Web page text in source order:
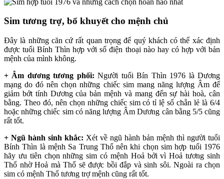
Sim tương trợ, bổ khuyết cho mệnh chủ
Đây là những căn cứ rất quan trọng để quý khách có thể xác định
được tuổi Bính Thìn hợp với số điện thoại nào hay có hợp với bản
mệnh của mình không.
+ Âm dương tương phối: Người tuổi Bín Thìn 1976 là Dương
mạng do đó nên chọn những chiếc sim mang năng lượng Âm để
giảm bớt tính Dương của bản mệnh và mang đến sự hài hoà, cân
bằng. Theo đó, nên chọn những chiếc sim có tỉ lệ số chẵn lẻ là 6/4
hoặc những chiếc sim có năng lượng Âm Dương cân bằng 5/5 cũng
rất tốt.
+ Ngũ hành sinh khắc: Xét về ngũ hành bản mệnh thì người tuổi
Bính Thìn là mệnh Sa Trung Thổ nên khi chọn sim hợp tuổi 1976
hãy ưu tiên chọn những sim có mệnh Hoả bởi vì Hoả tương sinh
Thổ nhờ Hoả mà Thổ sẽ được bồi đắp và sinh sôi. Ngoài ra chọn
sim có mệnh Thổ tương trợ mệnh cũng rất tốt.